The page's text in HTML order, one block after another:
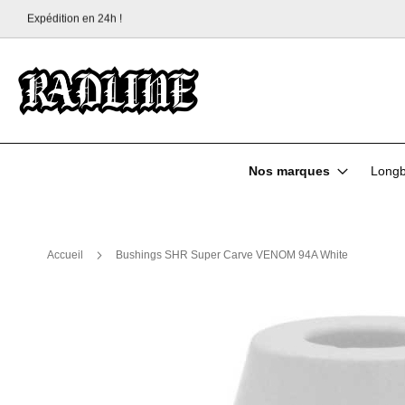
Allez
Livraison gratuite à partir de 70 € !
Nos marques
Accueil Bushings SHR Super Carve VENOM 94A White